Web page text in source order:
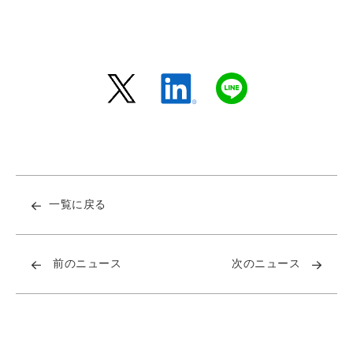
一覧に戻る
前のニュース 次のニュース